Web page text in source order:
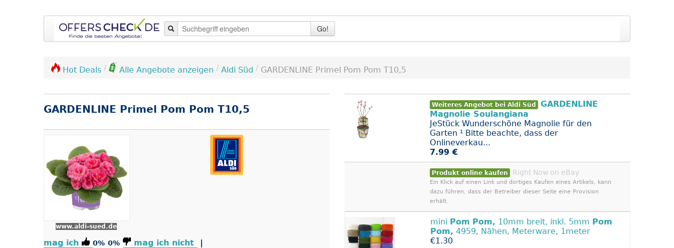
Go!
Hot Deals / Alle Angebote anzeigen / Aldi Süd / GARDENLINE Primel Pom Pom T10,5
GARDENLINE Primel Pom Pom T10,5
www.aldi-sued.de
mag ich 0% 0% mag ich nicht
|
Weiteres Angebot bei Aldi Süd
GARDENLINE
Magnolie Soulangiana
JeStück Wunderschöne Magnolie für den
Garten ¹ Bitte beachte, dass der
Onlineverkau...
7.99 €
Produkt online kaufen Right Now on eBay
Ein Klick auf einen Link und dortiges Kaufen eines Artikels, kann
dazu führen, dass der Betreiber dieser Seite eine Provision
erhält.
mini Pom Pom, 10mm breit, inkl. 5mm Pom
Pom, 4959, Nähen, Meterware, 1meter
€1.30